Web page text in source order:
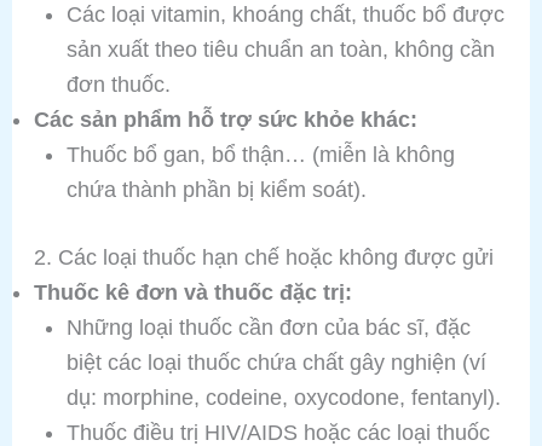
Các loại vitamin, khoáng chất, thuốc bổ được
sản xuất theo tiêu chuẩn an toàn, không cần
đơn thuốc.
Các sản phẩm hỗ trợ sức khỏe khác:
Thuốc bổ gan, bổ thận… (miễn là không
chứa thành phần bị kiểm soát).
2. Các loại thuốc hạn chế hoặc không được gửi
Thuốc kê đơn và thuốc đặc trị:
Những loại thuốc cần đơn của bác sĩ, đặc
biệt các loại thuốc chứa chất gây nghiện (ví
dụ: morphine, codeine, oxycodone, fentanyl).
Thuốc điều trị HIV/AIDS hoặc các loại thuốc